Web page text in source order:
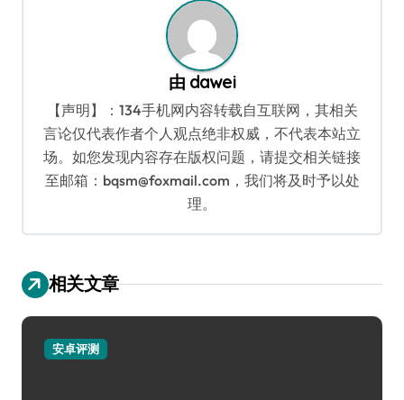
由 dawei
【声明】：134手机网内容转载自互联网，其相关
言论仅代表作者个人观点绝非权威，不代表本站立
场。如您发现内容存在版权问题，请提交相关链接
至邮箱：bqsm@foxmail.com，我们将及时予以处
理。
相关文章
安卓评测